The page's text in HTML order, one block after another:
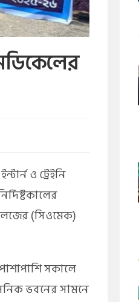
ও ট্রেইনি
(সিওমেক)
সকালে
ভবনের সামনে